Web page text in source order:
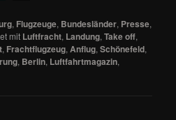
, Flugzeuge, Bundesländer, Presse,
mit Luftfracht, Landung,Take off,
, Frachtflugzeug,Anflug,Schönefeld,
, Berlin, Luftfahrtmagazin,